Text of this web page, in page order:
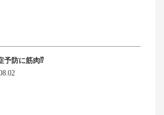
予防に筋肉⁉